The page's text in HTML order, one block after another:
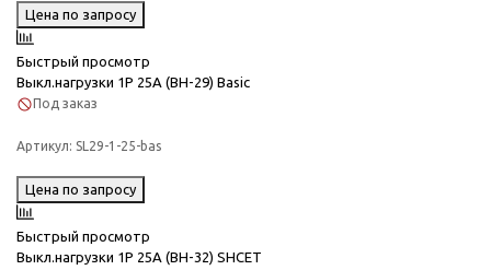
Цена по запросу
Быстрый просмотр
Выкл.нагрузки 1Р 25А (ВН-29) Basic
Под заказ
Артикул: SL29-1-25-bas
Цена по запросу
Быстрый просмотр
Выкл.нагрузки 1Р 25А (ВН-32) SHCET